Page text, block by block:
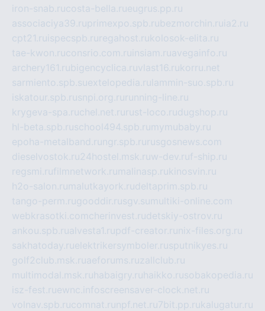
iron-snab.rucosta-bella.rueugrus.pp.ru
associaciya39.ruprimexpo.spb.rubezmorchin.ru ia2.ru
cpt21.ru ispecspb.ru regahost.rukolosok-elita.ru
tae-kwon.ruconsrio.com.ru insiam.ruavegainfo.ru
archery161.rubigencyclica.ruvlast16.rukorru.net
sarmiento.spb.suextelopedia.ru lammin-suo.spb.ru
iskatour.spb.rusnpi.org.ru running-line.ru
krygeva-spa.ruchel.net.ru rust-loco.rudugshop.ru
hl-beta.spb.ruschool494.spb.ru mymubaby.ru
epoha-metalband.ru ngr.spb.ru rusgosnews.com
dieselvostok.ru24hostel.msk.ruw-dev.ruf-ship.ru
regsmi.rufilmnetwork.ru malinasp.rukinosvin.ru
h2o-salon.ru malutkayork.rudeltaprim.spb.ru
tango-perm.rugooddir.rusgv.su multiki-online.com
webkrasotki.comcherinvest.rudetskiy-ostrov.ru
ankou.spb.rualvesta1.rupdf-creator.ru nix-files.org.ru
sakhatoday.ruelektrikersymboler.rusputnikyes.ru
golf2club.msk.ruaeforums.ruzallclub.ru
multimodal.msk.ru habaigry.ru haikko.rusobakopedia.ru
isz-fest.ruewnc.infoscreensaver-clock.net.ru
volnav.spb.rucomnat.ru npf.net.ru 7bit.pp.rukalugatur.ru